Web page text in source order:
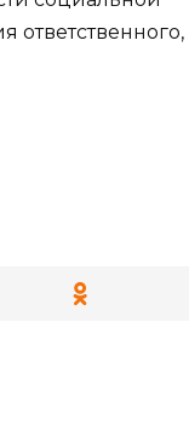
ответственного,